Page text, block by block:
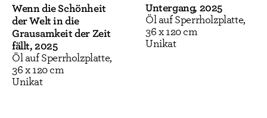
unserer aktuellen Lebensgestaltung,
Ökonomisierung und Digitalisierung, aber ebenso
Umweltkrisen, Landschaftszerstörung und deren
politische Implikationen mit deutlich kritischer
Haltung adressieren.“
Wenn die Schönheit
der Welt in die
Grausamkeit der Zeit
fällt, 2025
Öl auf Sperrholzplatte,
36 x 120 cm
Unikat
Untergang, 2025
Öl auf Sperrholzplatte,
36 x 120 cm
Unikat